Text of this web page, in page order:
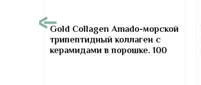
Gold Collagen Amado-морской
трипептидный коллаген с
керамидами в порошке. 100